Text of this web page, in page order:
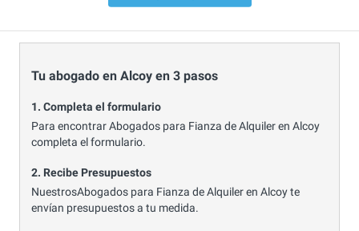
Tu abogado en Alcoy en 3 pasos
1. Completa el formulario
Para encontrar Abogados para Fianza de Alquiler en Alcoy
completa el formulario.
2. Recibe Presupuestos
NuestrosAbogados para Fianza de Alquiler en Alcoy te
envían presupuestos a tu medida.